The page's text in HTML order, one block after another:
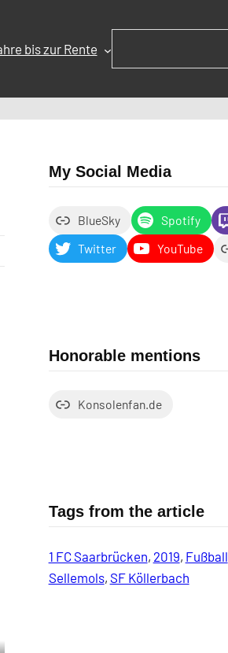
bis zur Rente
My Social Media
BlueSky Spotify
Twitter
YouTube
Honorable mentions
Konsolenfan.de
Tags from the article
1 FC Saarbrücken, 2019, Fußball
Sellemols, SF Köllerbach